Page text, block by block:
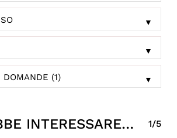
▼
▼
DOMANDE (1) ▼
INTERESSARE… 1/5